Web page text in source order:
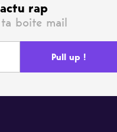
rap
boite mail